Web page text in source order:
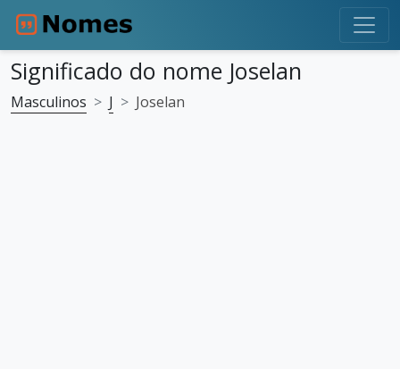
Significado do nome Joselan
Masculinos J Joselan